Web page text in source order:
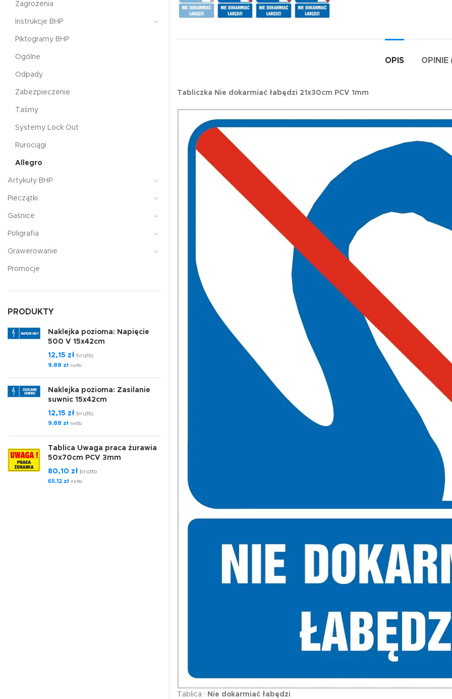
OPIS OPINIE
Tabliczka Nie dokarmiać łabędzi 21x30cm PCV 1mm
Tablica : Nie dokarmiać łabędzi
Zagrożenia
Instrukcje BHP
Piktogramy BHP
Ogólne
Odpady
Zabezpieczenie
Taśmy
Systemy Lock Out
Rurociągi
Allegro
Artykuły BHP
Pieczątki
Gaśnice
Poligrafia
Grawerowanie
Promocje
PRODUKTY
Naklejka pozioma: Napięcie
500 V 15x42cm
12,15 zł brutto
9,88 zł netto
Naklejka pozioma: Zasilanie
suwnic 15x42cm
12,15 zł brutto
9,88 zł netto
Tablica Uwaga praca żurawia
50x70cm PCV 3mm
80,10 zł brutto
65,12 zł netto